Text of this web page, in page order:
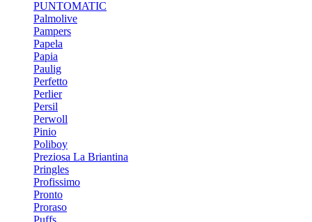
PUNTOMATIC
Palmolive
Pampers
Papela
Papia
Paulig
Perfetto
Perlier
Persil
Perwoll
Pinio
Poliboy
Preziosa La Briantina
Pringles
Profissimo
Pronto
Proraso
Puffs